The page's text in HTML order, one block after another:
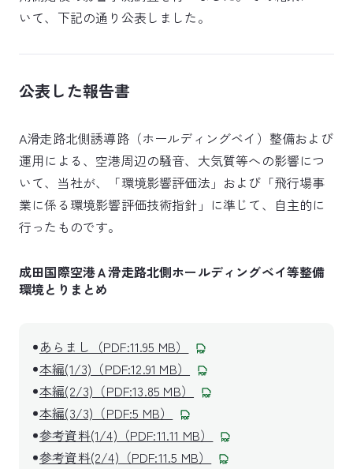
いて、下記の通り公表しました。
公表した報告書
A滑走路北側誘導路（ホールディングベイ）整備および
運用による、空港周辺の騒音、大気質等への影響につ
いて、当社が、「環境影響評価法」および「飛行場事
業に係る環境影響評価技術指針」に準じて、自主的に
行ったものです。
成田国際空港Ａ滑走路北側ホールディングベイ等整備
環境とりまとめ
あらまし（PDF:11.95 MB）
本編(1/3)（PDF:12.91 MB）
本編(2/3)（PDF:13.85 MB）
本編(3/3)（PDF:5 MB）
参考資料(1/4)（PDF:11.11 MB）
参考資料(2/4)（PDF:11.5 MB）